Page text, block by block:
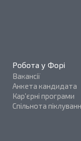
Робота у Форі
Вакансії
Анкета кандидата
Кар'єрні програми
Спільнота